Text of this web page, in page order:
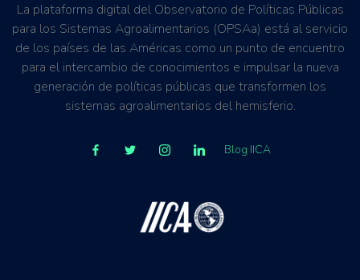
La plataforma digital del Observatorio de Políticas Públicas
para los Sistemas Agroalimentarios (OPSAa) está al servicio
de los países de las Américas como un punto de encuentro
para el intercambio de conocimientos e impulsar la nueva
generación de políticas públicas que transformen los
sistemas agroalimentarios del hemisferio.
Blog IICA